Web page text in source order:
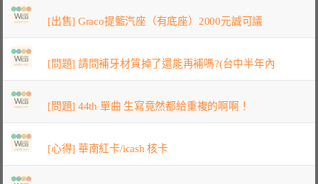
[出售] Graco提籃汽座（有底座）2000元誠可議
[問題] 請問補牙材質掉了還能再補嗎?(台中半年內
[問題] 44th 單曲 生寫竟然都給重複的啊啊！
[心得] 華南紅卡/icash 核卡